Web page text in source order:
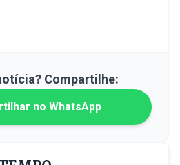
Compartilhe:
no WhatsApp